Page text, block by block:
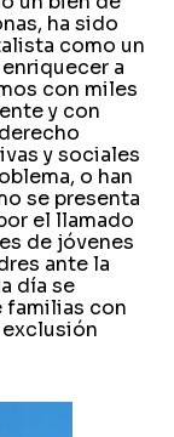
ha sido
como un
a
con miles
y con
y sociales
o han
se presenta
el llamado
de jóvenes
ante la
día se
familias con